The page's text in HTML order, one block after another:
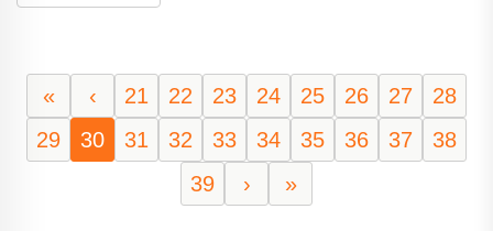
« ‹ 21 22 23 24 25 26 27
28
29
30 31 32 33 34 35 36 37
38
39
› »